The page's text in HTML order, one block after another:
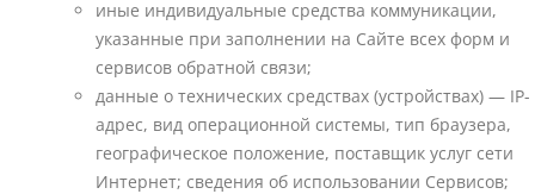
иные индивидуальные средства коммуникации,
указанные при заполнении на Сайте всех форм и
сервисов обратной связи;
данные о технических средствах (устройствах) — IP-
адрес, вид операционной системы, тип браузера,
географическое положение, поставщик услуг сети
Интернет; сведения об использовании Сервисов;